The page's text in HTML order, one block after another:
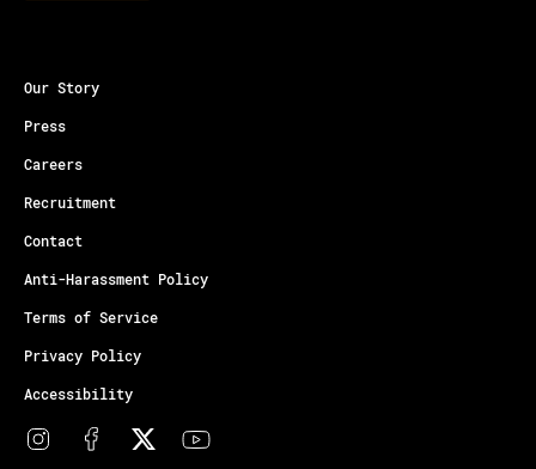
Our Story
Press
Careers
Recruitment
Contact
Anti-Harassment Policy
Terms of Service
Privacy Policy
Accessibility